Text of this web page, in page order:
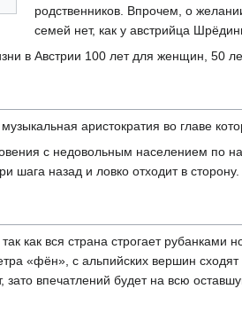
родственников. Впрочем, о
семей нет, как у австрийца
в Австрии 100 лет для женщин, 50
аристократия во главе
с недовольным населением по
шага назад и ловко отходит в сторону.
как вся страна строгает
«фён», с альпийских вершин
зато впечатлений будет на всю